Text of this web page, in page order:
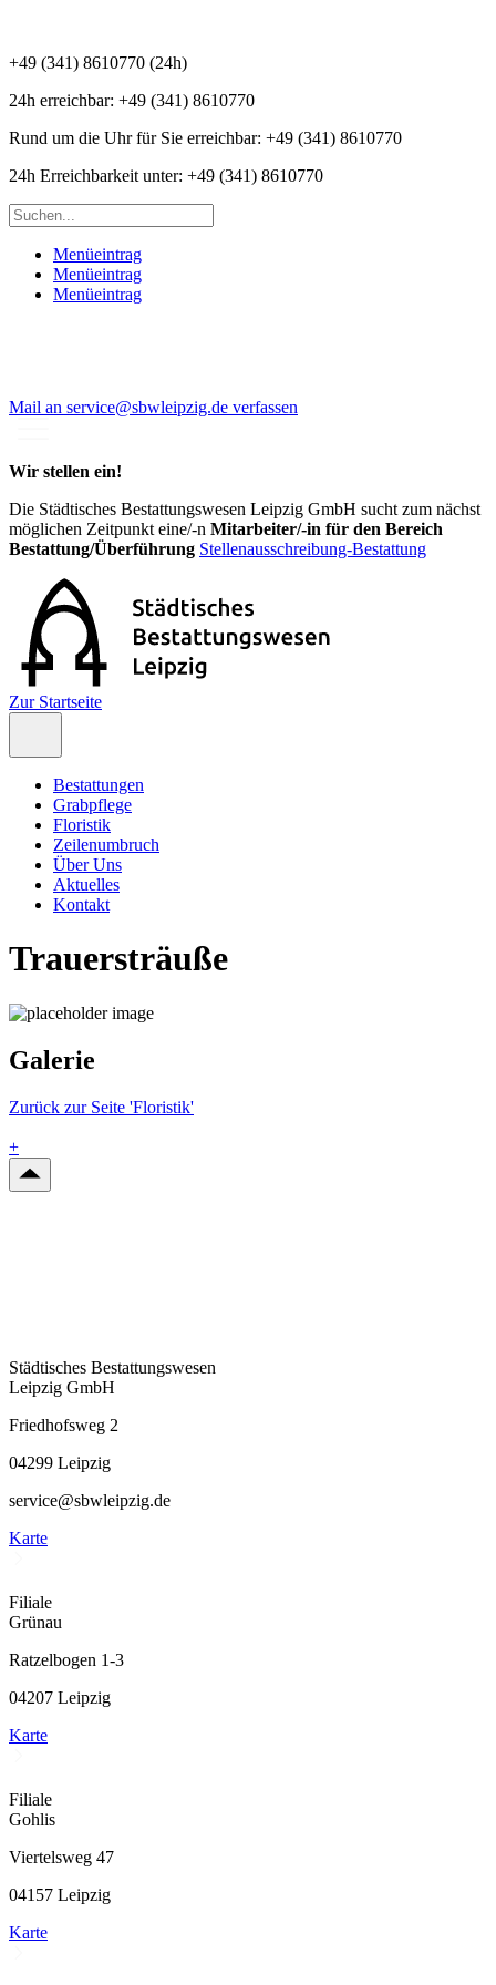
+49 (341) 8610770 (24h)
24h erreichbar: +49 (341) 8610770
Rund um die Uhr für Sie erreichbar: +49 (341) 8610770
24h Erreichbarkeit unter: +49 (341) 8610770
Menüeintrag
Menüeintrag
Menüeintrag
Mail an service@sbwleipzig.de verfassen
Wir stellen ein!
Die Städtisches Bestattungswesen Leipzig GmbH sucht zum nächst
möglichen Zeitpunkt eine/-n Mitarbeiter/-in für den Bereich
Bestattung/Überführung Stellenausschreibung-Bestattung
Zur Startseite
Bestattungen
Grabpflege
Floristik
Zeilenumbruch
Über Uns
Aktuelles
Kontakt
Trauersträuße
Galerie
Zurück zur Seite 'Floristik'
+
Städtisches Bestattungswesen
Leipzig GmbH
Friedhofsweg 2
04299 Leipzig
service@sbwleipzig.de
Karte
Filiale
Grünau
Ratzelbogen 1-3
04207 Leipzig
Karte
Filiale
Gohlis
Viertelsweg 47
04157 Leipzig
Karte